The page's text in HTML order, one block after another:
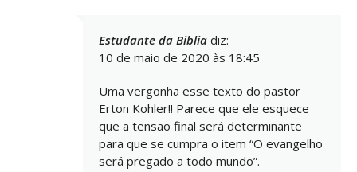
Estudante da Biblia diz:
10 de maio de 2020 às 18:45
Uma vergonha esse texto do pastor
Erton Kohler!! Parece que ele esquece
que a tensão final será determinante
para que se cumpra o item “O evangelho
será pregado a todo mundo”.